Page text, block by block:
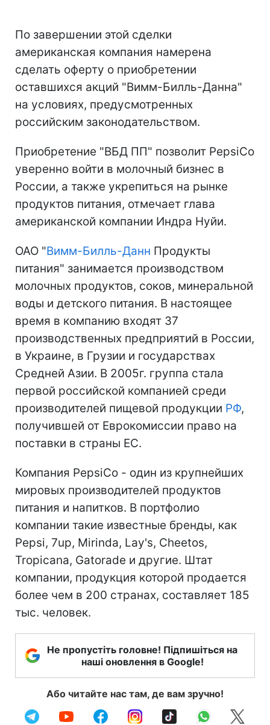
По завершении этой сделки
американская компания намерена
сделать оферту о приобретении
оставшихся акций "Вимм-Билль-Данна"
на условиях, предусмотренных
российским законодательством.
Приобретение "ВБД ПП" позволит PepsiCo
уверенно войти в молочный бизнес в
России, а также укрепиться на рынке
продуктов питания, отмечает глава
американской компании Индра Нуйи.
ОАО "Вимм-Билль-Данн Продукты
питания" занимается производством
молочных продуктов, соков, минеральной
воды и детского питания. В настоящее
время в компанию входят 37
производственных предприятий в России,
в Украине, в Грузии и государствах
Средней Азии. В 2005г. группа стала
первой российской компанией среди
производителей пищевой продукции РФ,
получившей от Еврокомиссии право на
поставки в страны ЕС.
Компания PepsiCo - один из крупнейших
мировых производителей продуктов
питания и напитков. В портфолио
компании такие известные бренды, как
Pepsi, 7up, Mirinda, Lay's, Cheetos,
Tropicana, Gatorade и другие. Штат
компании, продукция которой продается
более чем в 200 странах, составляет 185
тыс. человек.
Не пропустіть головне! Підпишіться на
наші оновлення в Google!
Або читайте нас там, де вам зручно!